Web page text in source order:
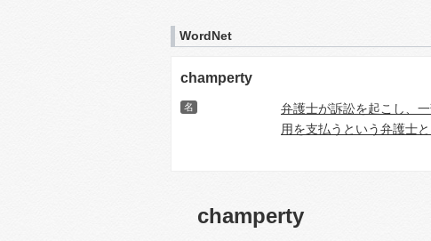
WordNet
champerty
名
弁護士が訴訟を起こし、
用を支払うという弁護士
champerty